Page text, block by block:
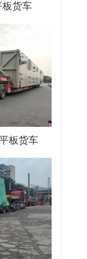
板货车
板货车